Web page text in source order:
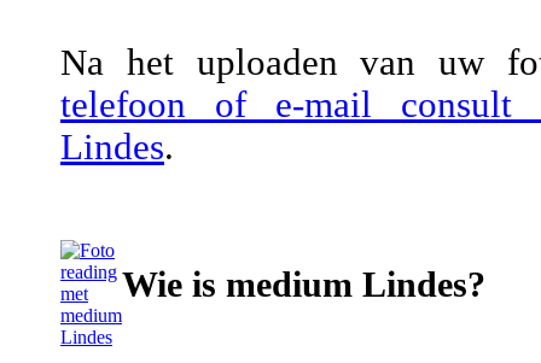
Na het uploaden van uw
telefoon of e-mail consult
Lindes.
Wie is medium Lindes?